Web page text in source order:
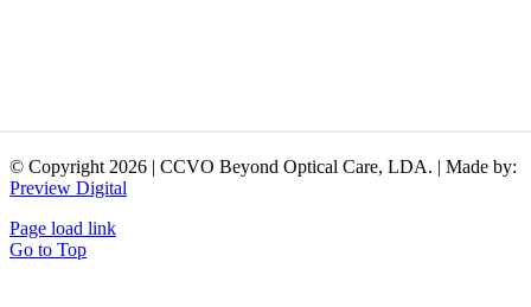
© Copyright 2026 | CCVO Beyond Optical Care, LDA. | Made by:
Preview Digital
Page load link
Go to Top